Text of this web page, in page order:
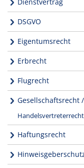
DSGVO
Eigentumsrecht
Erbrecht
Flugrecht
Gesellschaftsrecht
Handelsvertreterrecht
Haftungsrecht